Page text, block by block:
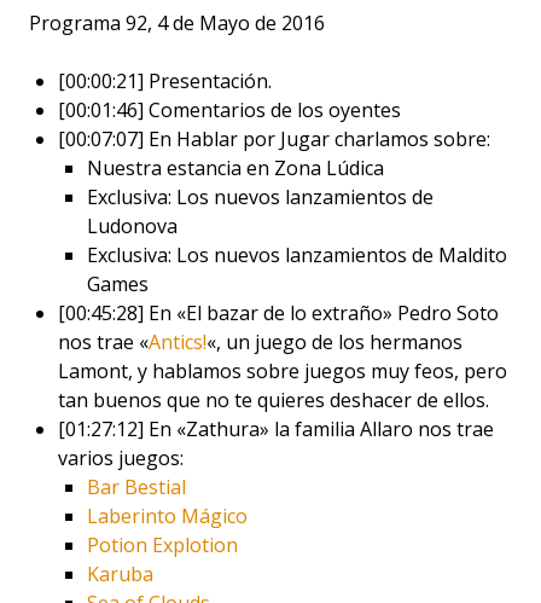
Programa 92, 4 de Mayo de 2016
[00:00:21] Presentación.
[00:01:46] Comentarios de los oyentes
[00:07:07] En Hablar por Jugar charlamos sobre:
Nuestra estancia en Zona Lúdica
Exclusiva: Los nuevos lanzamientos de
Ludonova
Exclusiva: Los nuevos lanzamientos de Maldito
Games
[00:45:28] En «El bazar de lo extraño» Pedro Soto
nos trae «Antics!«, un juego de los hermanos
Lamont, y hablamos sobre juegos muy feos, pero
tan buenos que no te quieres deshacer de ellos.
[01:27:12] En «Zathura» la familia Allaro nos trae
varios juegos:
Bar Bestial
Laberinto Mágico
Potion Explotion
Karuba